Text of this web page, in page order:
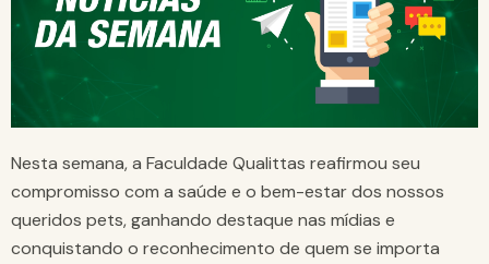
Nesta semana, a Faculdade Qualittas reafirmou seu
compromisso com a saúde e o bem-estar dos nossos
queridos pets, ganhando destaque nas mídias e
conquistando o reconhecimento de quem se importa